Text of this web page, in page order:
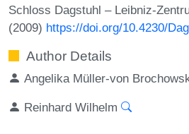
Schloss Dagstuhl – Leibniz-
(2009) https://doi.org/10.4230/
Author Details
Angelika Müller-von
Reinhard Wilhelm